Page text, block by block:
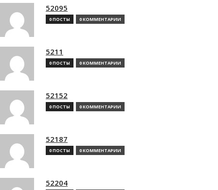
52095
0 ПОСТЫ 0 КОММЕНТАРИИ
5211
0 ПОСТЫ 0 КОММЕНТАРИИ
52152
0 ПОСТЫ 0 КОММЕНТАРИИ
52187
0 ПОСТЫ 0 КОММЕНТАРИИ
52204